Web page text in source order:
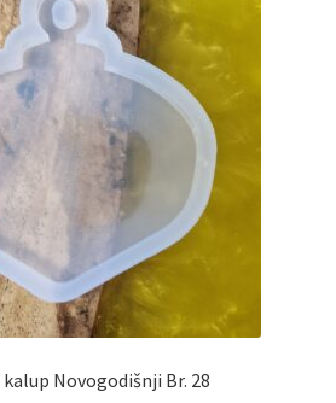
Novogodišnji Br. 28